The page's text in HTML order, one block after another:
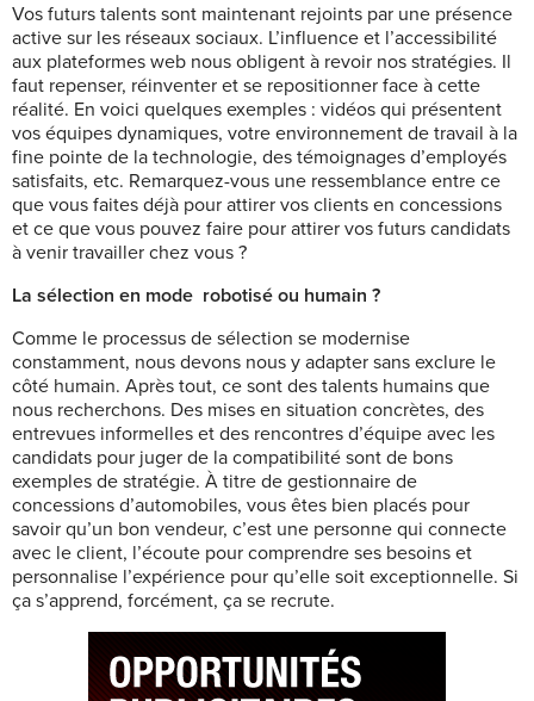
Vos futurs talents sont maintenant rejoints par une présence
active sur les réseaux sociaux. L’influence et l’accessibilité
aux plateformes web nous obligent à revoir nos stratégies. Il
faut repenser, réinventer et se repositionner face à cette
réalité. En voici quelques exemples : vidéos qui présentent
vos équipes dynamiques, votre environnement de travail à la
fine pointe de la technologie, des témoignages d’employés
satisfaits, etc. Remarquez-vous une ressemblance entre ce
que vous faites déjà pour attirer vos clients en concessions
et ce que vous pouvez faire pour attirer vos futurs candidats
à venir travailler chez vous ?
La sélection en mode robotisé ou humain ?
Comme le processus de sélection se modernise
constamment, nous devons nous y adapter sans exclure le
côté humain. Après tout, ce sont des talents humains que
nous recherchons. Des mises en situation concrètes, des
entrevues informelles et des rencontres d’équipe avec les
candidats pour juger de la compatibilité sont de bons
exemples de stratégie. À titre de gestionnaire de
concessions d’automobiles, vous êtes bien placés pour
savoir qu’un bon vendeur, c’est une personne qui connecte
avec le client, l’écoute pour comprendre ses besoins et
personnalise l’expérience pour qu’elle soit exceptionnelle. Si
ça s’apprend, forcément, ça se recrute.